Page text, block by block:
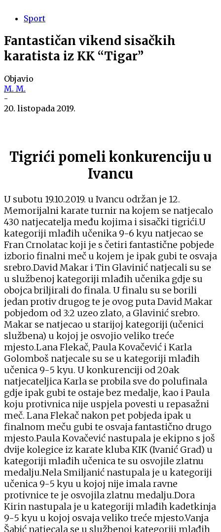
Sport
Fantastičan vikend sisačkih
karatista iz KK “Tigar”
Objavio
M. M.
-
20. listopada 2019.
Tigrići pomeli konkurenciju u
Ivancu
U subotu 19.10.2019. u Ivancu održan je 12.
Memorijalni karate turnir na kojem se natjecalo
430 natjecatelja među kojima i sisački tigrići.U
kategoriji mlađih učenika 9-6 kyu natjecao se
Fran Crnolatac koji je s četiri fantastične pobjede
izborio finalni meč u kojem je ipak gubi te osvaja
srebro.David Makar i Tin Glavinić natjecali su se
u službenoj kategoriji mlađih učenika gdje su
obojca briljirali do finala. U finalu su se borili
jedan protiv drugog te je ovog puta David Makar
pobjedom od 3:2 uzeo zlato, a Glavinić srebro.
Makar se natjecao u starijoj kategoriji (učenici
službena) u kojoj je osvojio veliko treće
mjesto.Lana Flekač, Paula Kovačević i Karla
Golomboš natjecale su se u kategoriji mlađih
učenica 9-5 kyu. U konkurenciji od 20ak
natjecateljica Karla se probila sve do polufinala
gdje ipak gubi te ostaje bez medalje, kao i Paula
koju protivnica nije uspjela povesti u repasažni
meč. Lana Flekač nakon pet pobjeda ipak u
finalnom meču gubi te osvaja fantastično drugo
mjesto.Paula Kovačević nastupala je ekipno s još
dvije kolegice iz karate kluba KIK (Ivanić Grad) u
kategoriji mlađih učenica te su osvojile zlatnu
medalju.Nela Smiljanić nastupala je u kategoriji
učenica 9-5 kyu u kojoj nije imala ravne
protivnice te je osvojila zlatnu medalju.Dora
Kirin nastupala je u kategoriji mlađih kadetkinja
9-5 kyu u kojoj osvaja veliko treće mjesto.Vanja
Šabić natjecala se u službenoj kategoriji mlađih